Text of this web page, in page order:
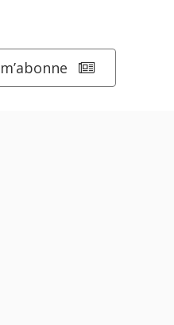
m’abonne